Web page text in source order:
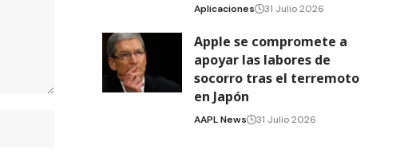
Aplicaciones 31 Julio 2026
Apple se compromete a
apoyar las labores de
socorro tras el terremoto
en Japón
AAPL News 31 Julio 2026